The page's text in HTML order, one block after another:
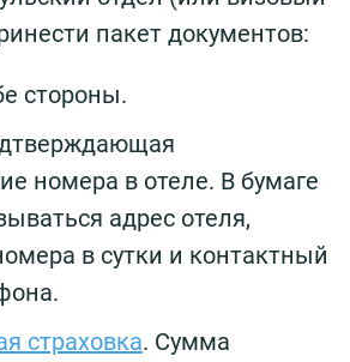
пакет документов:
стороны.
номера в отеле. В бумаге
адрес отеля,
в сутки и контактный
страховка. Сумма